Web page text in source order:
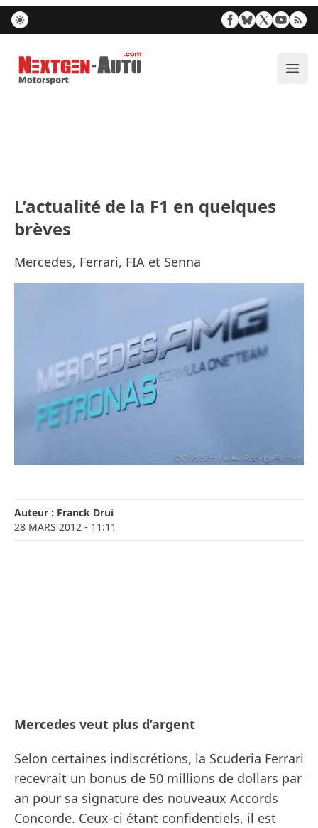
Nextgen-Auto.com
L’actualité de la F1 en quelques
brèves
Mercedes, Ferrari, FIA et Senna
Auteur : Franck Drui
28 MARS 2012 - 11:11
Mercedes veut plus d’argent
Selon certaines indiscrétions, la Scuderia Ferrari
recevrait un bonus de 50 millions de dollars par
an pour sa signature des nouveaux Accords
Concorde. Ceux-ci étant confidentiels, il est